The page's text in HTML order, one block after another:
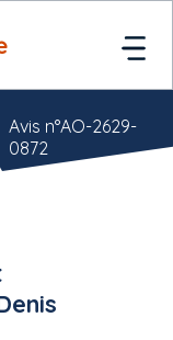
Avis n°AO-2629-
0872